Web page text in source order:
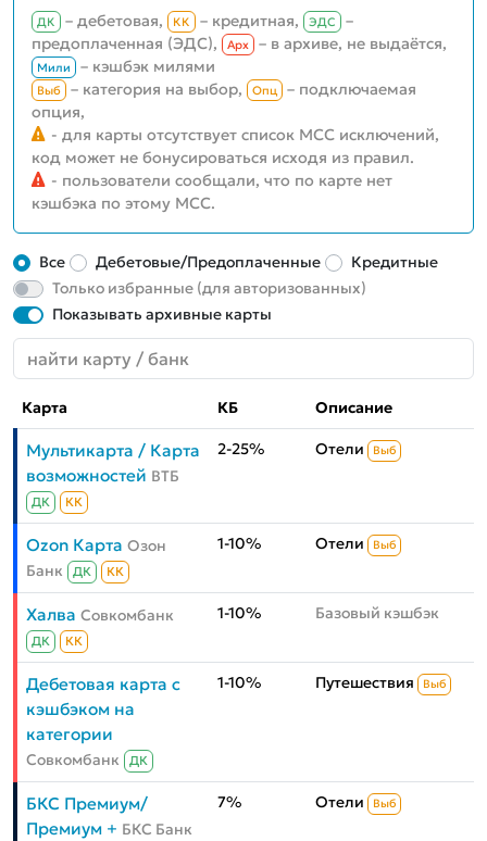
ДК – дебетовая, КК – кредитная, ЭДС
–
предоплаченная (ЭДС),
Aрх – в архиве, не выдаётся,
Мили – кэшбэк милями
Выб – категория на выбор, Опц
– подключаемая
опция,
- для карты отсутствует список MCC исключений,
код может не бонусироваться исходя из правил.
- пользователи сообщали, что по карте нет
кэшбэка по этому MCC.
Все Дебетовые/Предоплаченные
Кредитные
Только избранные (для авторизованных)
Показывать архивные карты
Карта КБ Описание
Мультикарта / Карта
возможностей ВТБ
ДК КК
2-25% Отели Выб
Ozon Карта Озон
Банк
ДК КК
1-10% Отели Выб
Халва Совкомбанк
ДК КК
1-10% Базовый кэшбэк
Дебетовая карта с
кэшбэком на
категории
Совкомбанк ДК
1-10% Путешествия Выб
БКС Премиум/
Премиум + БКС Банк
7% Отели Выб